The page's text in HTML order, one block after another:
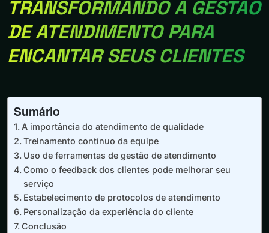
TRANSFORMANDO A GESTÃO
DE ATENDIMENTO PARA
ENCANTAR SEUS CLIENTES
Sumário
A importância do atendimento de qualidade
Treinamento contínuo da equipe
Uso de ferramentas de gestão de atendimento
Como o feedback dos clientes pode melhorar seu
serviço
Estabelecimento de protocolos de atendimento
Personalização da experiência do cliente
Conclusão